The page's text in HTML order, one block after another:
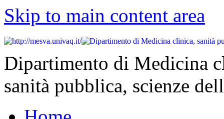
Skip to main content area
Dipartimento di Medicina
sanità pubblica, scienze